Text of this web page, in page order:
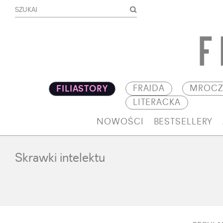
FILIASTORY FRAJDA
LITERACKA
NOWOŚCI BESTSELLERY
Skrawki intelektu